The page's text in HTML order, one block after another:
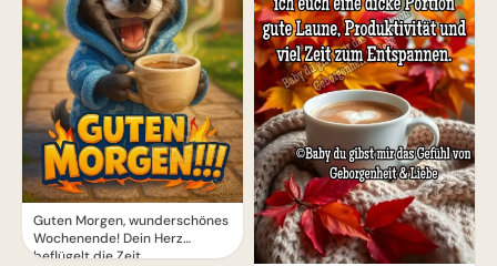
Guten Morgen, wunderschönes
Wochenende! Dein Herz
beflügelt die Zeit